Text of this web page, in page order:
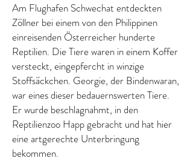
Am Flughafen Schwechat entdeckten
Zöllner bei einem von den Philippinen
einreisenden Österreicher hunderte
Reptilien. Die Tiere waren in einem Koffer
versteckt, eingepfercht in winzige
Stoffsäckchen. Georgie, der Bindenwaran,
war eines dieser bedauernswerten Tiere.
Er wurde beschlagnahmt, in den
Reptilienzoo Happ gebracht und hat hier
eine artgerechte Unterbringung
bekommen.